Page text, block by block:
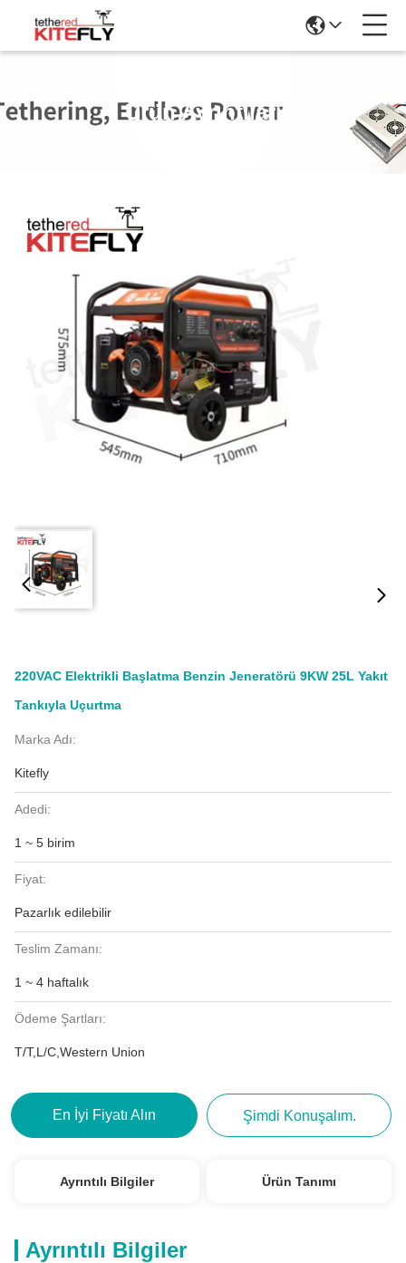
Ürün Ayrıntıları
220VAC Elektrikli Başlatma Benzin Jeneratörü 9KW 25L Yakıt
Tankıyla Uçurtma
Marka Adı:
Kitefly
Adedi:
1 ~ 5 birim
Fiyat:
Pazarlık edilebilir
Teslim Zamanı:
1 ~ 4 haftalık
Ödeme Şartları:
T/T,L/C,Western Union
En İyi Fiyatı Alın Şimdi Konuşalım.
Ayrıntılı Bilgiler Ürün Tanımı
Ayrıntılı Bilgiler